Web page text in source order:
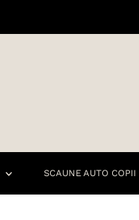
SCAUNE AUTO COPII